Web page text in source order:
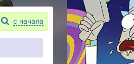
с начала